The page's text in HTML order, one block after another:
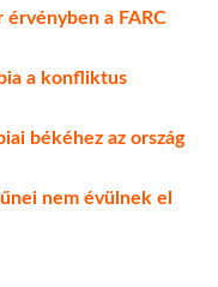
érvényben a FARC
a konfliktus
békéhez az ország
nem évülnek el